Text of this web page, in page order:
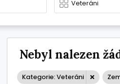
Nebyl nalezen
Kategorie: Veteráni